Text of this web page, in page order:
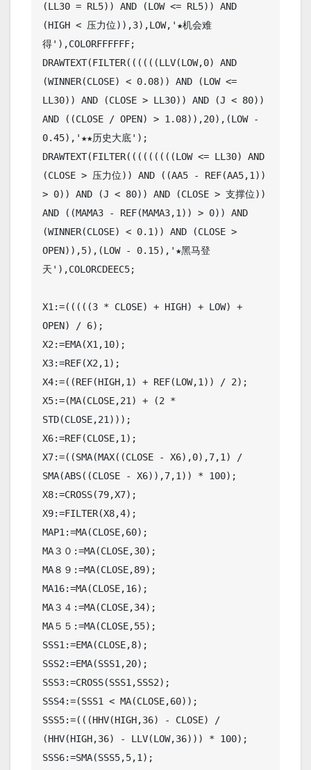
(LL30 = RL5)) AND (LOW <= RL5)) AND
(HIGH < 压力位)),3),LOW,'★机会难
得'),COLORFFFFFF;
DRAWTEXT(FILTER((((((LLV(LOW,0) AND
(WINNER(CLOSE) < 0.08)) AND (LOW <=
LL30)) AND (CLOSE > LL30)) AND (J < 80))
AND ((CLOSE / OPEN) > 1.08)),20),(LOW -
0.45),'★★历史大底');
DRAWTEXT(FILTER(((((((((LOW <= LL30) AND
(CLOSE > 压力位)) AND ((AA5 - REF(AA5,1))
> 0)) AND (J < 80)) AND (CLOSE > 支撑位))
AND ((MAMA3 - REF(MAMA3,1)) > 0)) AND
(WINNER(CLOSE) < 0.1)) AND (CLOSE >
OPEN)),5),(LOW - 0.15),'★黑马登
天'),COLORCDEEC5;
X1:=(((((3 * CLOSE) + HIGH) + LOW) +
OPEN) / 6);
X2:=EMA(X1,10);
X3:=REF(X2,1);
X4:=((REF(HIGH,1) + REF(LOW,1)) / 2);
X5:=(MA(CLOSE,21) + (2 *
STD(CLOSE,21)));
X6:=REF(CLOSE,1);
X7:=((SMA(MAX((CLOSE - X6),0),7,1) /
SMA(ABS((CLOSE - X6)),7,1)) * 100);
X8:=CROSS(79,X7);
X9:=FILTER(X8,4);
MAP1:=MA(CLOSE,60);
MA３０:=MA(CLOSE,30);
MA８９:=MA(CLOSE,89);
MA16:=MA(CLOSE,16);
MA３４:=MA(CLOSE,34);
MA５５:=MA(CLOSE,55);
SSS1:=EMA(CLOSE,8);
SSS2:=EMA(SSS1,20);
SSS3:=CROSS(SSS1,SSS2);
SSS4:=(SSS1 < MA(CLOSE,60));
SSS5:=(((HHV(HIGH,36) - CLOSE) /
(HHV(HIGH,36) - LLV(LOW,36))) * 100);
SSS6:=SMA(SSS5,5,1);